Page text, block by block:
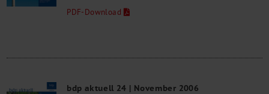
PDF-Download
bdp aktuell 24 | November 2006